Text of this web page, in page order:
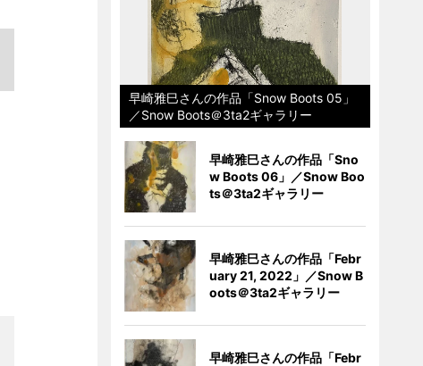
早崎雅巳さんの作品「Snow Boots 05」
／Snow Boots＠3ta2ギャラリー
早崎雅巳さんの作品「Sno
w Boots 06」／Snow Boo
ts＠3ta2ギャラリー
早崎雅巳さんの作品「Febr
uary 21, 2022」／Snow B
oots＠3ta2ギャラリー
早崎雅巳さんの作品「Febr